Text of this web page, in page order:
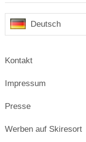
Deutsch
Kontakt
Impressum
Presse
Werben auf Skiresort